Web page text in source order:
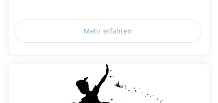
Mehr erfahren